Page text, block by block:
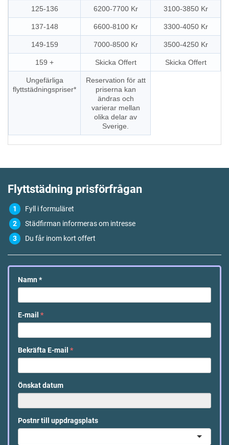
125-136 6200-7700 Kr 3100-3850 Kr
137-148 6600-8100 Kr 3300-4050 Kr
149-159 7000-8500 Kr 3500-4250 Kr
159 + Skicka Offert Skicka Offert
Ungefärliga
flyttstädningspriser*
Reservation för att
priserna kan
ändras och
varierar mellan
olika delar av
Sverige.
Flyttstädning prisförfrågan
Fyll i formuläret
Städfirman informeras om intresse
Du får inom kort offert
Namn *
E-mail *
Bekräfta E-mail *
Önskat datum
Postnr till uppdragsplats